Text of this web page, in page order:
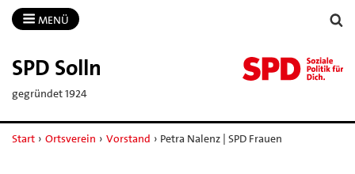
MENÜ
SPD Solln
gegründet 1924
Start › Ortsverein › Vorstand › Petra Nalenz | SPD Frauen